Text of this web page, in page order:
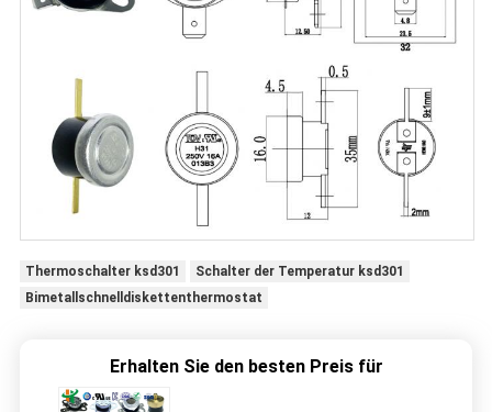
Thermoschalter ksd301
Schalter der Temperatur ksd301
Bimetallschnelldiskettenthermostat
Erhalten Sie den besten Preis für